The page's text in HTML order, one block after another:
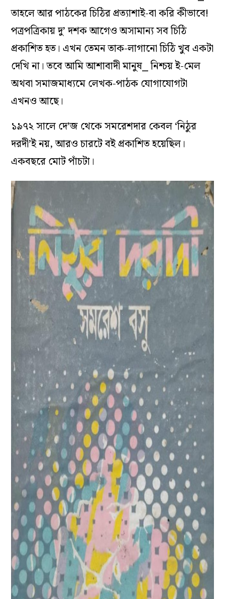
তাহলে আর পাঠকের চিঠির প্রত্যাশাই-বা করি কীভাবে!
পত্রপত্রিকায় দু’ দশক আগেও অসামান্য সব চিঠি
প্রকাশিত হত। এখন তেমন তাক-লাগানো চিঠি খুব একটা
দেখি না। তবে আমি আশাবাদী মানুষ⎯ নিশ্চয় ই-মেল
অথবা সমাজমাধ্যমে লেখক-পাঠক যোগাযোগটা
এখনও আছে।
১৯৭২ সালে দে’জ থেকে সমরেশদার কেবল ‘নিঠুর
দরদী’ই নয়, আরও চারটে বই প্রকাশিত হয়েছিল।
একবছরে মোট পাঁচটা।